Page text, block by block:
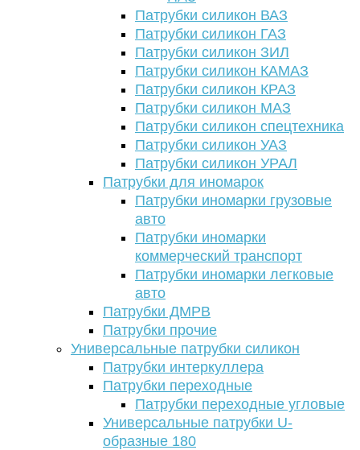
Патрубки силикон ВАЗ
Патрубки силикон ГАЗ
Патрубки силикон ЗИЛ
Патрубки силикон КАМАЗ
Патрубки силикон КРАЗ
Патрубки силикон МАЗ
Патрубки силикон спецтехника
Патрубки силикон УАЗ
Патрубки силикон УРАЛ
Патрубки для иномарок
Патрубки иномарки грузовые
авто
Патрубки иномарки
коммерческий транспорт
Патрубки иномарки легковые
авто
Патрубки ДМРВ
Патрубки прочие
Универсальные патрубки силикон
Патрубки интеркуллера
Патрубки переходные
Патрубки переходные угловые
Универсальные патрубки U-
образные 180